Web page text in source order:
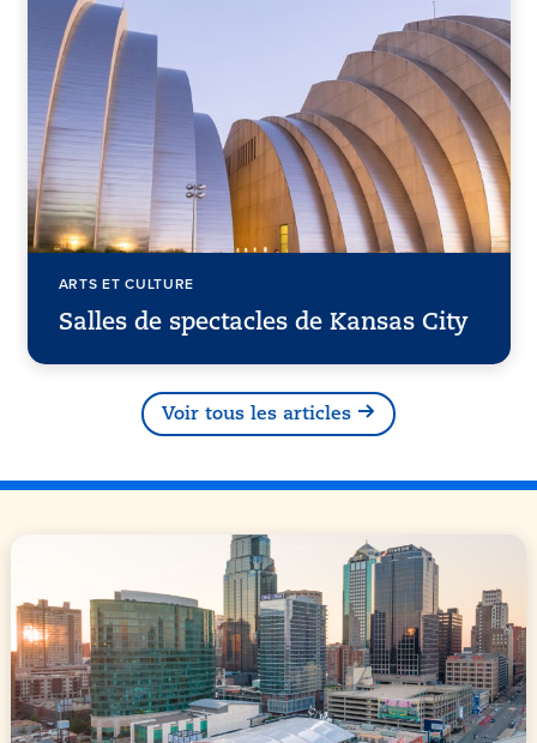
ARTS ET CULTURE
Salles de spectacles de Kansas City
Voir tous les articles